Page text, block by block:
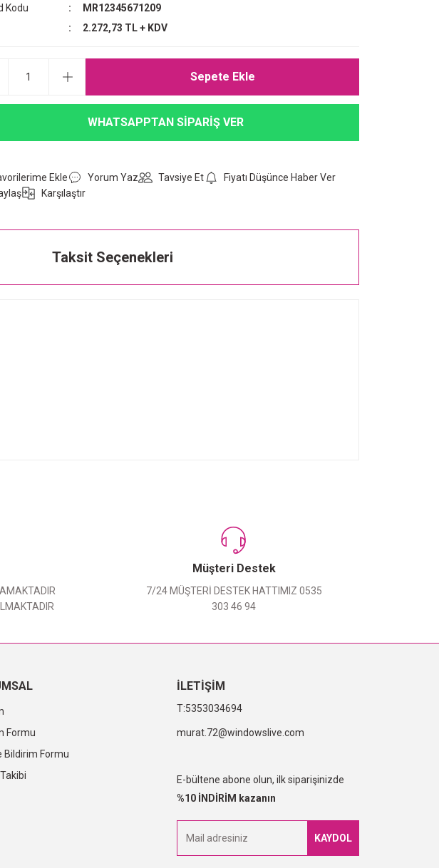
Kodu
MR12345671209
2.272,73 TL + KDV
Sepete Ekle
WHATSAPPTAN SİPARİŞ VER
Yorum Yaz Tavsiye Et
Fiyatı Düşünce Haber Ver
Karşılaştır
Taksit Seçenekleri
Müşteri Destek
7/24 MÜŞTERİ DESTEK HATTIMIZ 0535
303 46 94
Formu
Bildirim Formu
İLETİŞİM
5353034694
murat.72@windowslive.com
E-bültene abone olun, ilk siparişinizde
%10 İNDİRİM kazanın
KAYDOL